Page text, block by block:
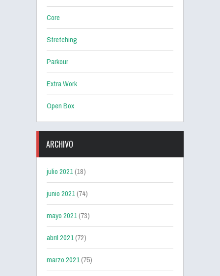
Core
Stretching
Parkour
Extra Work
Open Box
ARCHIVO
julio 2021(18)
junio 2021(74)
mayo 2021(73)
abril 2021(72)
marzo 2021(75)